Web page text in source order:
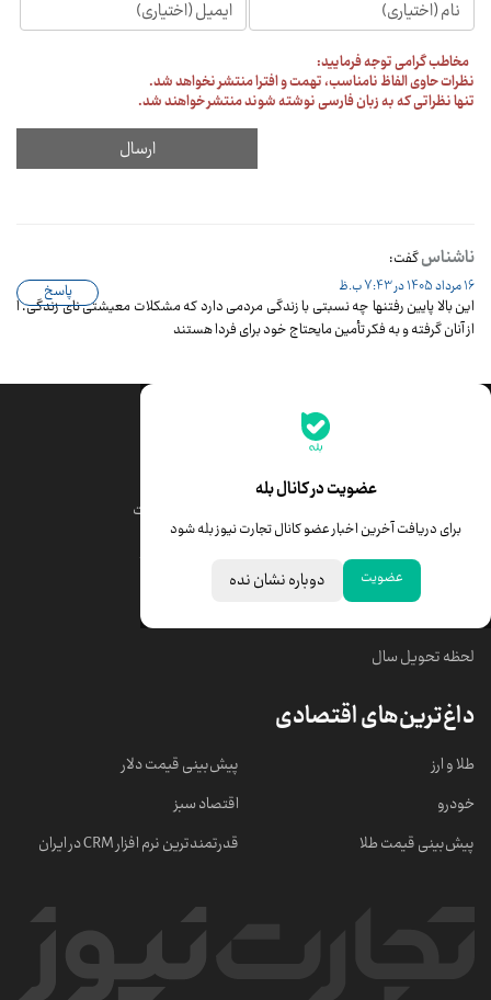
عضویت در کانال بله
برای دریافت آخرین اخبار عضو کانال تجارت نیوز بله شود
عضویت دوباره نشان نده
جدیدترین قیمت‌ها
قیمت درهم امارات
خبرهای مهم
لحظه تحویل سال
داغ‌ترین‌های اقتصادی
طلا و ارز
خودرو
پیش‌بینی قیمت طلا
پیش‌بینی قیمت دلار
اقتصاد سبز
قدرتمندترین نرم‌ افزار CRM در ایران